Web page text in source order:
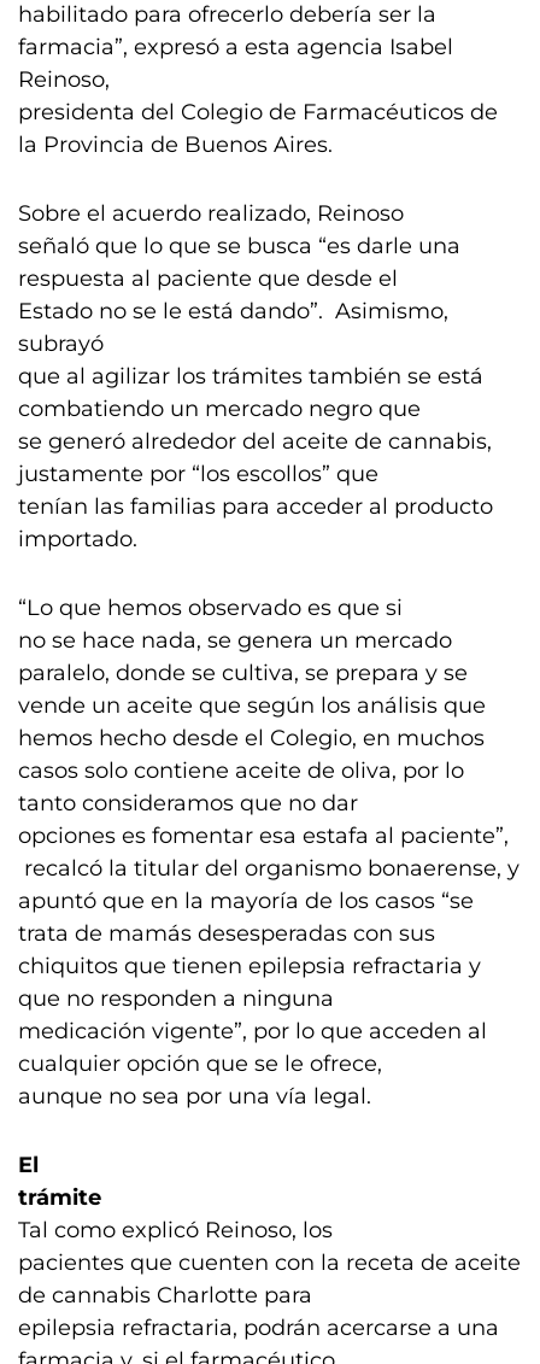
habilitado para ofrecerlo debería ser la
farmacia”, expresó a esta agencia Isabel
Reinoso,
presidenta del Colegio de Farmacéuticos de
la Provincia de Buenos Aires.
Sobre el acuerdo realizado, Reinoso
señaló que lo que se busca “es darle una
respuesta al paciente que desde el
Estado no se le está dando”. Asimismo,
subrayó
que al agilizar los trámites también se está
combatiendo un mercado negro que
se generó alrededor del aceite de cannabis,
justamente por “los escollos” que
tenían las familias para acceder al producto
importado.
“Lo que hemos observado es que si
no se hace nada, se genera un mercado
paralelo, donde se cultiva, se prepara y se
vende un aceite que según los análisis que
hemos hecho desde el Colegio, en muchos
casos solo contiene aceite de oliva, por lo
tanto consideramos que no dar
opciones es fomentar esa estafa al paciente”,
recalcó la titular del organismo bonaerense, y
apuntó que en la mayoría de los casos “se
trata de mamás desesperadas con sus
chiquitos que tienen epilepsia refractaria y
que no responden a ninguna
medicación vigente”, por lo que acceden al
cualquier opción que se le ofrece,
aunque no sea por una vía legal.
El
trámite
Tal como explicó Reinoso, los
pacientes que cuenten con la receta de aceite
de cannabis Charlotte para
epilepsia refractaria, podrán acercarse a una